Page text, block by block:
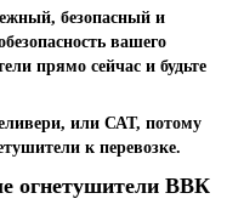
безопасный и
вашего
прямо сейчас и будьте
или САТ, потому
к перевозке.
огнетушители ВВК